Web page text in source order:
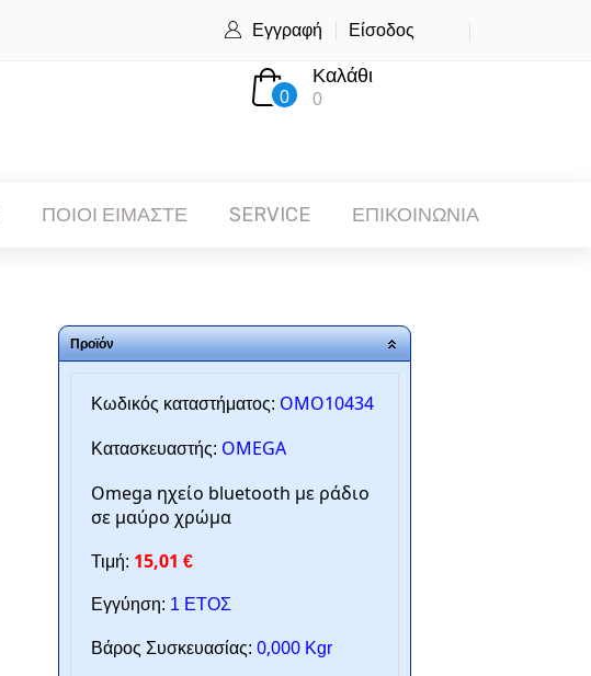
Εγγραφή Είσοδος
0
Καλάθι
0
ΠΟΙΟΙ ΕΙΜΑΣΤΕ SERVICE ΕΠΙΚΟΙΝΩΝΙΑ
Προϊόν
Κωδικός καταστήματος: OMO10434
Κατασκευαστής: OMEGA
Omega ηχείο bluetooth με ράδιο
σε μαύρο χρώμα
Τιμή: 15,01 €
Εγγύηση: 1 ΕΤΟΣ
Βάρος Συσκευασίας: 0,000 Kgr